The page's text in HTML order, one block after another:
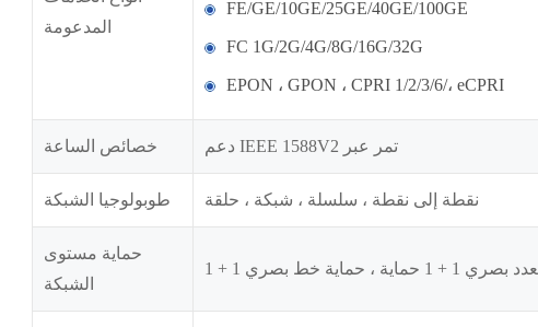
المدعومة
FE/GE/10GE/25GE/40GE/100GE
FC 1G/2G/4G/8G/16G/32G
EPON ، GPON ، CPRI 1/2/3/6/، eCPRI
خصائص الساعة دعم IEEE 1588V2 تمر عبر
طوبولوجيا الشبكة نقطة إلى نقطة ، سلسلة ، شبكة ، حلقة
حماية مستوى
الشبكة